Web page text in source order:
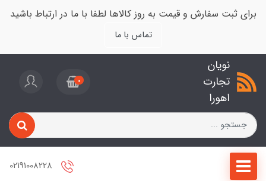
برای ثبت سفارش و قیمت به روز کالاها لطفا با ما در ارتباط باشید
تماس با ما
نویان
تجارت
اهورا
0